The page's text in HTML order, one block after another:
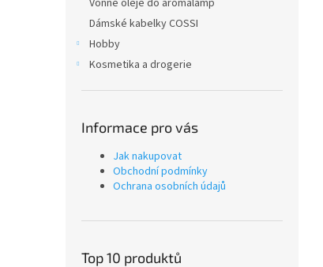
Vonné oleje do aromalamp
Dámské kabelky COSSI
Hobby
Kosmetika a drogerie
Informace pro vás
Jak nakupovat
Obchodní podmínky
Ochrana osobních údajů
Top 10 produktů